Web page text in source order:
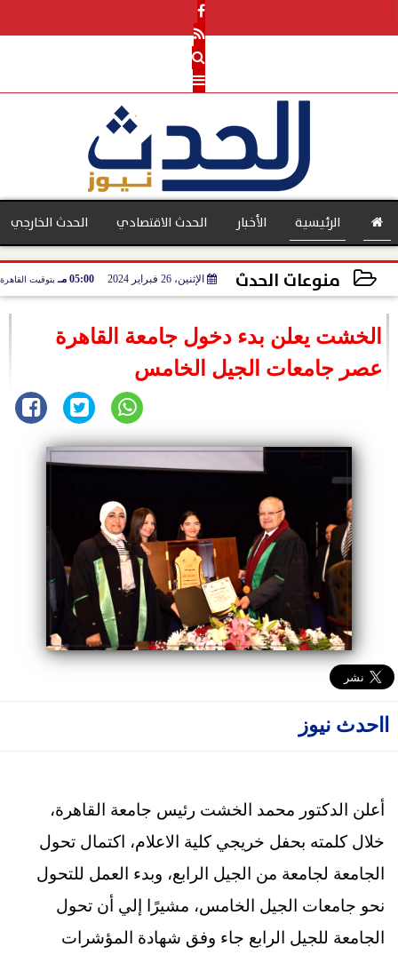
الرئيسية الأخبار الحدث الاقتصادي
بنوك
الحدث الخارجي
منوعات الحدث الإثنين، 26 فبراير 2024 05:00 مـ بتوقيت القاهرة
الخشت يعلن بدء دخول جامعة القاهرة
عصر جامعات الجيل الخامس
ااحدث نيوز
أعلن الدكتور محمد الخشت رئيس جامعة القاهرة،
خلال كلمته بحفل خريجي كلية الاعلام، اكتمال تحول
الجامعة لجامعة من الجيل الرابع، وبدء العمل للتحول
نحو جامعات الجيل الخامس، مشيرًا إلي أن تحول
الجامعة للجيل الرابع جاء وفق شهادة المؤشرات